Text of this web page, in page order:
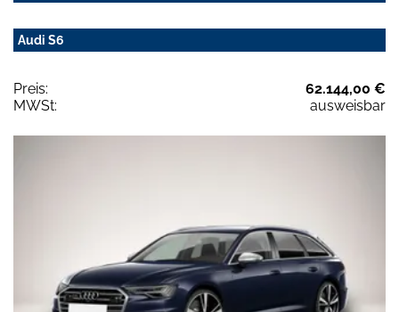
Audi S6
Preis:
62.144,00 €
MWSt:
ausweisbar